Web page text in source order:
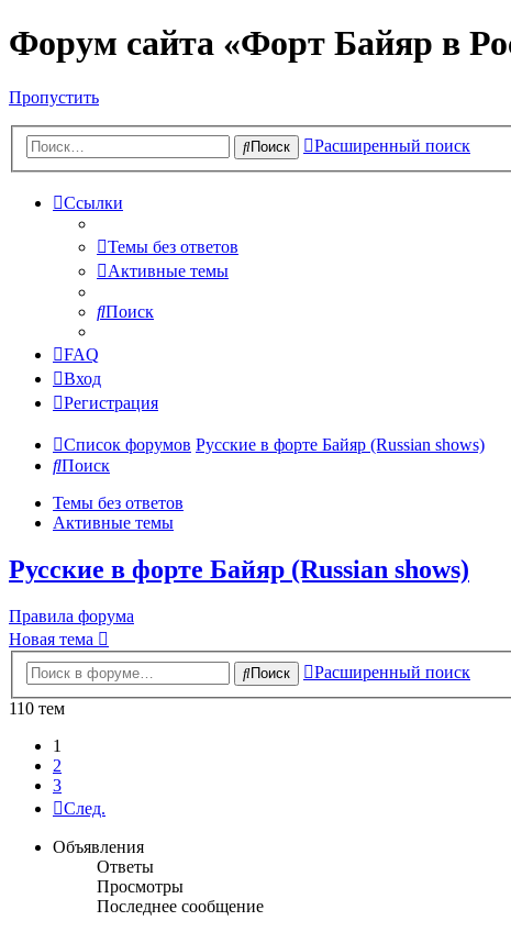
Форум сайта «Форт Байяр в
Пропустить
Поиск Расширенный поиск
Ссылки
Темы без ответов
Активные темы
Поиск
FAQ
Вход
Регистрация
Список форумов Русские в форте Байяр (Russian shows)
Поиск
Темы без ответов
Активные темы
Русские в форте Байяр (Russian shows)
Правила форума
Новая тема
Поиск
Расширенный поиск
110 тем
1
2
3
След.
Объявления
Ответы
Просмотры
Последнее сообщение